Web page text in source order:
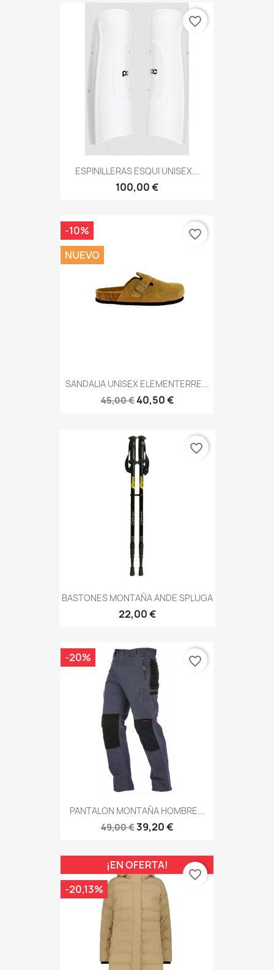
ESPINILLERAS ESQUI UNISEX...
100,00 €
favorite_border
SANDALIA UNISEX ELEMENTERRE...
45,00 €40,50 €
-10%
NUEVO
favorite_border
BASTONES MONTAÑA ANDE SPLUGA
22,00 €
favorite_border
PANTALON MONTAÑA HOMBRE...
49,00 €39,20 €
-20% favorite_border
¡EN OFERTA!
-20,13%
favorite_border